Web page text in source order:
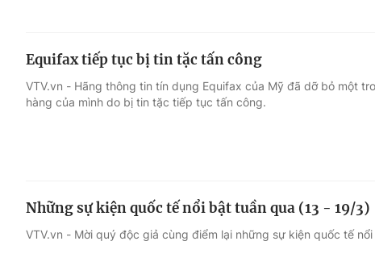
Equifax tiếp tục bị tin tặc tấn công
VTV.vn - Hãng thông tin tín dụng Equifax của Mỹ đã dỡ bỏ một
hàng của mình do bị tin tặc tiếp tục tấn công.
Những sự kiện quốc tế nổi bật tuần qua (13 - 19/3)
VTV.vn - Mời quý độc giả cùng điểm lại những sự kiện quốc tế